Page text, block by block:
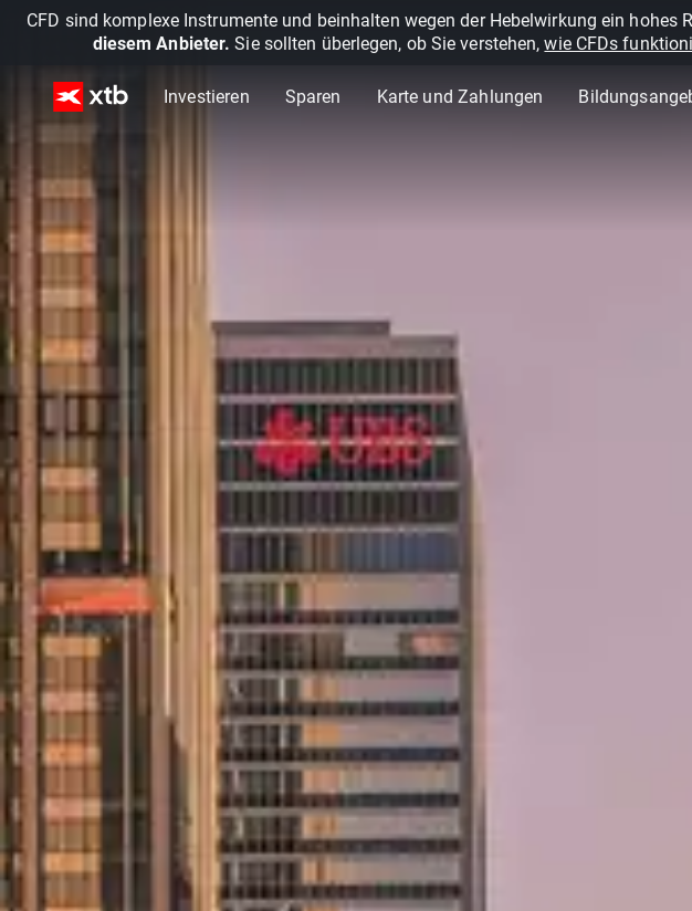
CFD sind komplexe Instrumente und beinhalten wegen der Hebelwirkung ein hohes
diesem Anbieter. Sie sollten überlegen, ob Sie verstehen,wie CFDs
Investieren Sparen Karte und Zahlungen